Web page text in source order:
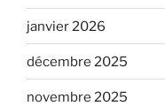
janvier 2026
décembre 2025
novembre 2025